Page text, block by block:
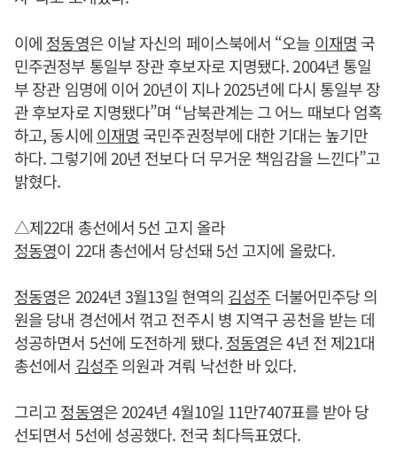
이에 정동영은 이날 자신의 페이스북에서 “오늘 이재명 국
민주권정부 통일부 장관 후보자로 지명됐다. 2004년 통일
부 장관 임명에 이어 20년이 지나 2025년에 다시 통일부 장
관 후보자로 지명됐다”며 “남북관계는 그 어느 때보다 엄혹
하고, 동시에 이재명 국민주권정부에 대한 기대는 높기만
하다. 그렇기에 20년 전보다 더 무거운 책임감을 느낀다”고
밝혔다.
△제22대 총선에서 5선 고지 올라
정동영이 22대 총선에서 당선돼 5선 고지에 올랐다.
정동영은 2024년 3월13일 현역의 김성주 더불어민주당 의
원을 당내 경선에서 꺾고 전주시 병 지역구 공천을 받는 데
성공하면서 5선에 도전하게 됐다.정동영은 4년 전 제21대
총선에서 김성주의원과 겨뤄 낙선한 바 있다.
그리고정동영은 2024년 4월10일 11만7407표를 받아 당
선되면서 5선에 성공했다. 전국 최다득표였다.